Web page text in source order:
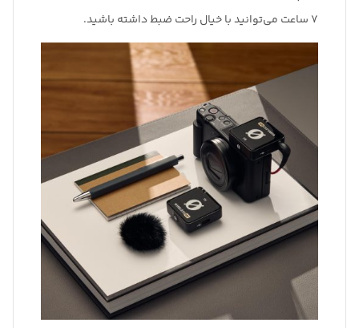
7 ساعت می‌توانید با خیال راحت ضبط داشته باشید.